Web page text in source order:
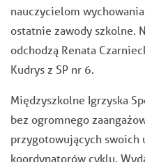
nauczycielom
ostatnie zawody szkolne.
odchodzą Renata
Kudrys z SP nr 6.
Międzyszkolne Igrzyska
bez ogromnego
przygotowujących swoich
koordynatorów cyklu.